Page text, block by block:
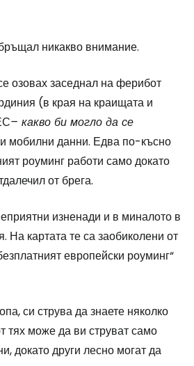
никакво внимание.
озовах заседнал на ферибот
(в края на краищата и
– какво би могло да се
мобилни данни. Едва по-късно
роуминг работи само докато
от брега.
изненади и в миналото в
картата те са заобиколени от
европейски роуминг“
си струва да знаете няколко
тях може да ви струват само
докато други лесно могат да